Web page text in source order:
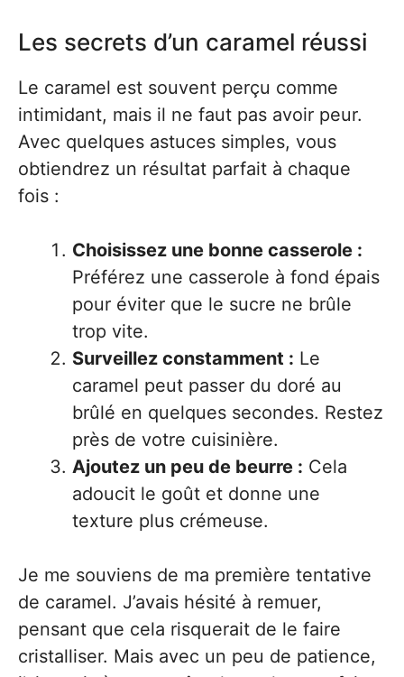
Les secrets d’un caramel réussi
Le caramel est souvent perçu comme
intimidant, mais il ne faut pas avoir peur.
Avec quelques astuces simples, vous
obtiendrez un résultat parfait à chaque
fois :
Choisissez une bonne casserole :
Préférez une casserole à fond épais
pour éviter que le sucre ne brûle
trop vite.
Surveillez constamment : Le
caramel peut passer du doré au
brûlé en quelques secondes. Restez
près de votre cuisinière.
Ajoutez un peu de beurre : Cela
adoucit le goût et donne une
texture plus crémeuse.
Je me souviens de ma première tentative
de caramel. J’avais hésité à remuer,
pensant que cela risquerait de le faire
cristalliser. Mais avec un peu de patience,